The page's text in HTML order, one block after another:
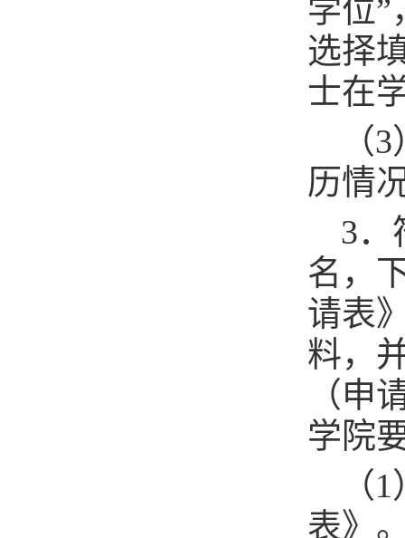
学位”
选择
士在
（
历情
3．
名，
请表
料，
（申
学院
（
表》